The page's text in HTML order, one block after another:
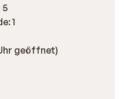
5
1
geöffnet)